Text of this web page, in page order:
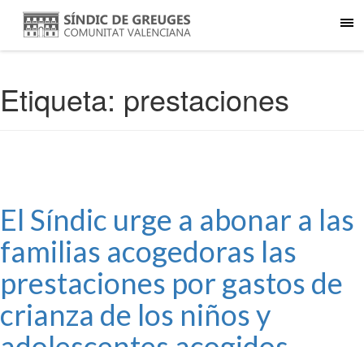
Etiqueta: prestaciones
El Síndic urge a abonar a las
familias acogedoras las
prestaciones por gastos de
crianza de los niños y